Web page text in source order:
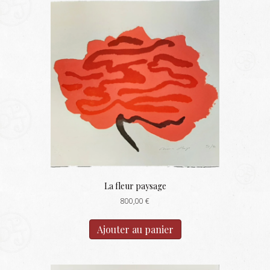
La fleur paysage
800,00 €
Ajouter au panier